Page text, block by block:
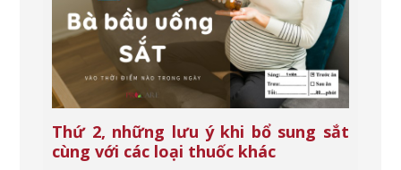
Thứ 2, những lưu ý khi bổ sung sắt
cùng với các loại thuốc khác